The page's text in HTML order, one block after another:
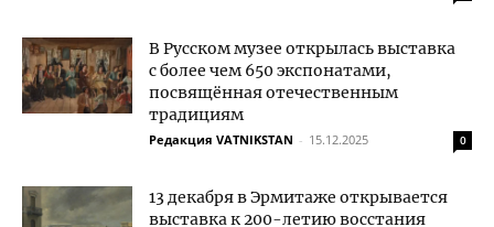
В Русском музее открылась выставка
с более чем 650 экспонатами,
посвящённая отечественным
традициям
Редакция VATNIKSTAN - 15.12.2025 0
13 декабря в Эрмитаже открывается
выставка к 200-летию восстания